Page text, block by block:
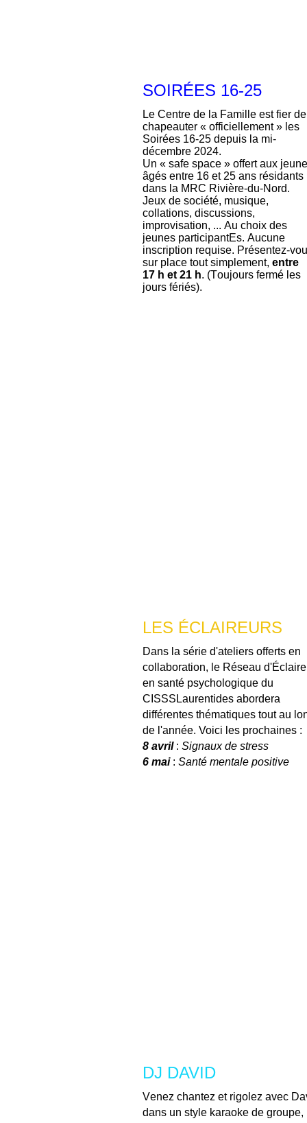
SOIRÉES 16-25
Le Centre de la Famille est fier de
chapeauter « officiellement » les
Soirées 16-25 depuis la mi-
décembre 2024.
Un « safe space » offert aux
âgés entre 16 et 25 ans résidants
dans la MRC Rivière-du-Nord.
Jeux de société, musique,
collations, discussions,
improvisation, ... Au choix des
jeunes participantEs. Aucune
inscription requise. Présentez-
sur place tout simplement, entre
17 h et 21 h. (Toujours fermé les
jours fériés).
LES ÉCLAIREURS
Dans la série d'ateliers offerts en
collaboration, le Réseau
en santé psychologique du
CISSSLaurentides abordera
différentes thématiques tout au
de l'année. Voici les prochaines :
8 avril : Signaux de stress
6 mai: Santé mentale positive
DJ DAVID
Venez chantez et rigolez avec
dans un style karaoke de groupe,